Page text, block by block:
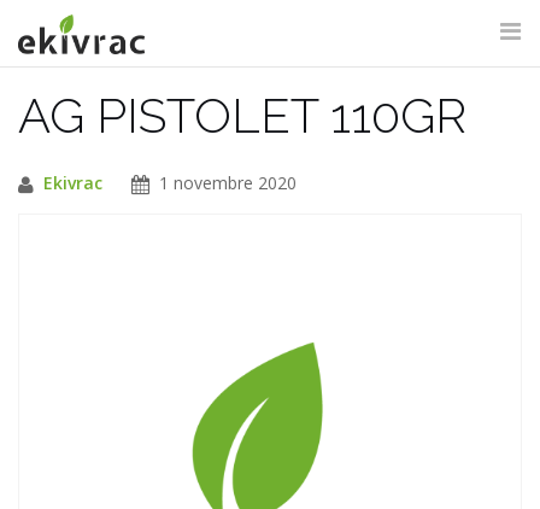
au
contenu
RECHERCHE DU SITE
AG PISTOLET 110GR
Ekivrac 1 novembre 2020